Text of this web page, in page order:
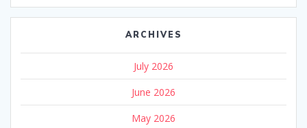
ARCHIVES
July 2026
June 2026
May 2026